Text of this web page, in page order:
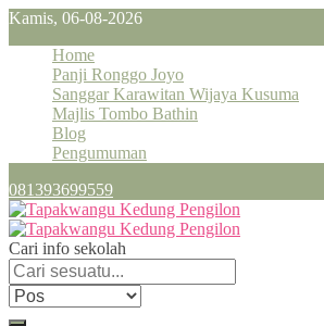
Kamis, 06-08-2026
Home
Panji Ronggo Joyo
Sanggar Karawitan Wijaya Kusuma
Majlis Tombo Bathin
Blog
Pengumuman
081393699559
Cari info sekolah